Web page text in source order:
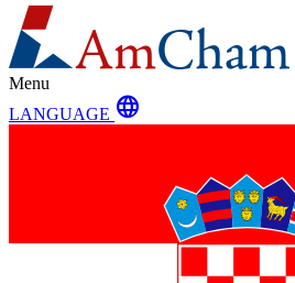
Menu
LANGUAGE language